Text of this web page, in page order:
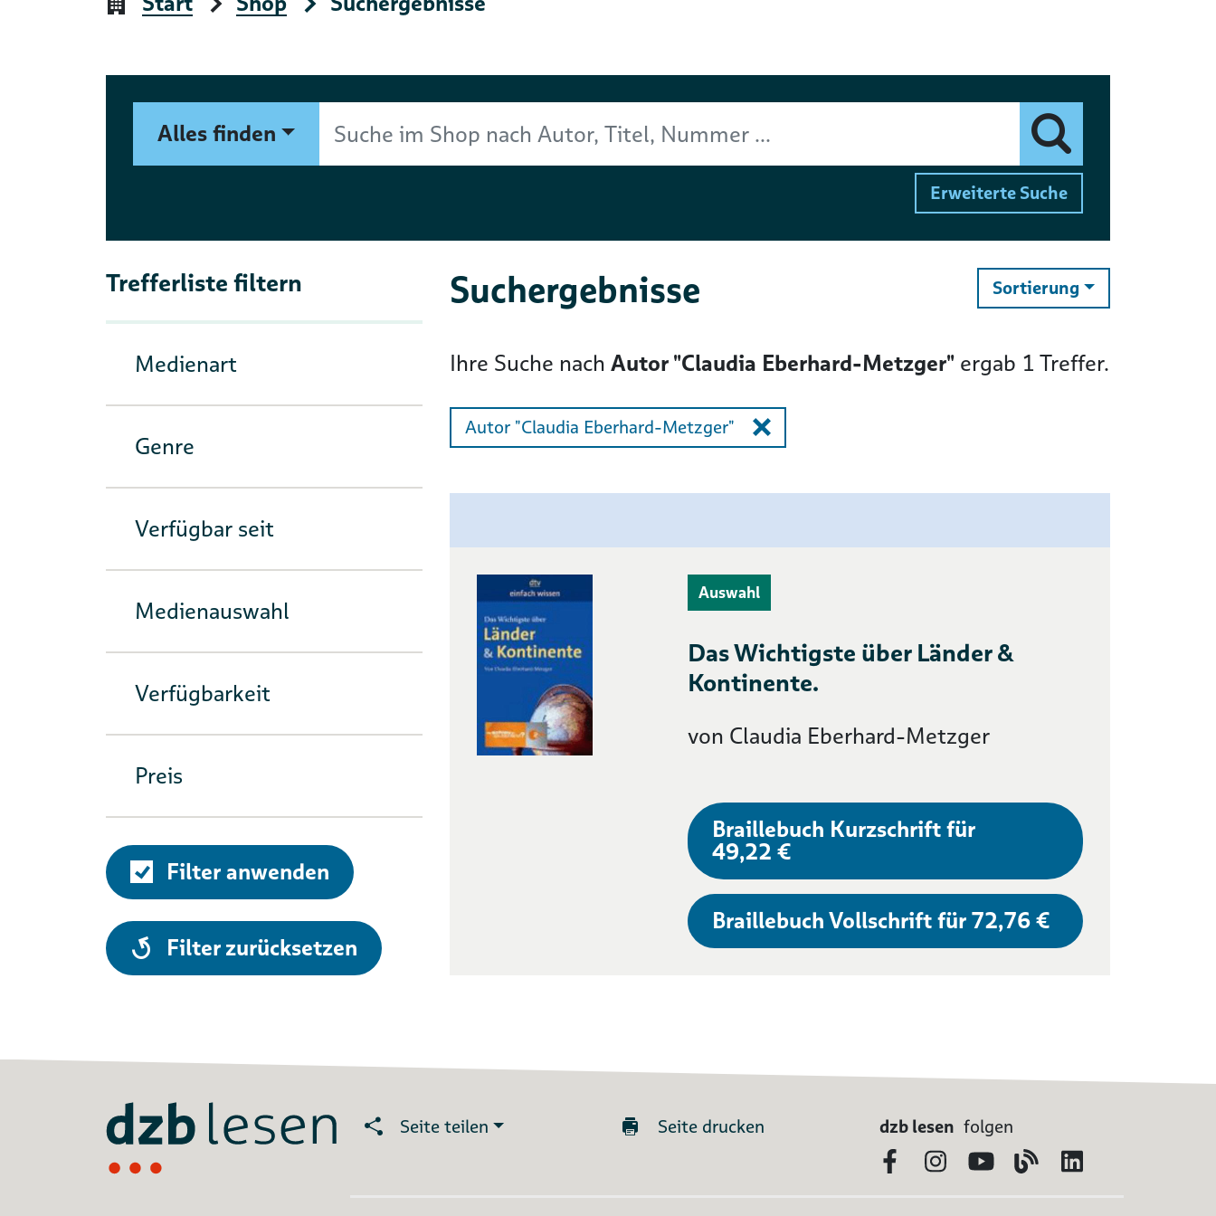
Suchformular
Alles finden
Suche im Shop nach Autor, Titel, Nummer ...
Erweiterte Suche
Trefferliste filtern
Medienart
Genre
Verfügbar seit
Medienauswahl
Verfügbarkeit
Preis
Filter anwenden
alle
Filter zurücksetzen
Suchergebnisse Sortierungändern
Ihre Suche nach Autor "Claudia Eberhard-Metzger" ergab 1 Treffer.
Autor "Claudia Eberhard-Metzger"
Auswahl
Das Wichtigste über Länder &
Kontinente.
von Claudia Eberhard-Metzger
Braillebuch Kurzschrift für
49,22 €
Braillebuch Vollschrift für 72,76 €
Seite teilen Seite drucken dzb lesen folgen
FacebookInstagram
YouTubeBlog